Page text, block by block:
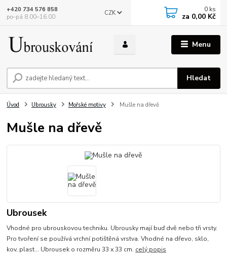
Menu
CZK
Hledat
+420 734 576 858
po–pá 8.00–16.00
0 ks
za 0,00 Kč
Úvod Ubrousky Mořské motivy Mušle na dřevě
Mušle na dřevě
Ubrousek
Vhodné pro ubrouskovou techniku. Ubrousky mají buď dvě nebo tři vrsty.
Pro tvoření se používá vrchní potištěná vrstva. Vhodné na dřevo, sklo,
kov, plast... Ubrousek o rozměru 33 x 33 cm. celý popis